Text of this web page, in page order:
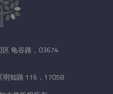
龟谷路，03674
明知路 116，17058